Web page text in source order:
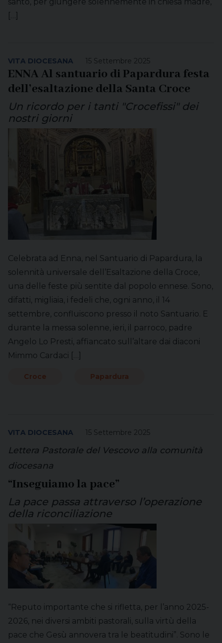
[…]
15 Settembre 2025
VITA DIOCESANA
ENNA Al santuario di Papardura festa
dell’esaltazione della Santa Croce
Un ricordo per i tanti "Crocefissi" dei
nostri giorni
Celebrata ad Enna, nel Santuario di Papardura, la
solennità universale dell’Esaltazione della Croce,
una delle feste più sentite dal popolo ennese. Sono,
difatti, migliaia, i fedeli che, ogni anno, il 14
settembre, confluiscono presso il noto Santuario. E
durante la messa solenne, ieri, il parroco, padre
Angelo Lo Presti, affiancato sull’altare dai diaconi
Mimmo Cardaci […]
Croce Papardura
15 Settembre 2025
VITA DIOCESANA
Lettera Pastorale del Vescovo alla comunità
diocesana
“Inseguiamo la pace”
La pace passa attraverso l’operazione
della riconciliazione
“Reputo importante che si rifletta, per l’anno 2025-
2026, nei diversi ambiti pastorali, sulla virtù della
pace che Gesù annovera tra le beatitudini”. Sono le